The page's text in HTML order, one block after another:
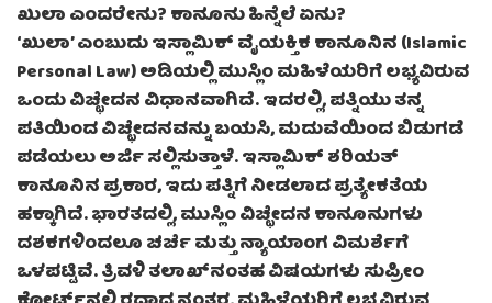
ಖುಲಾ ಎಂದರೇನು? ಕಾನೂನು ಹಿನ್ನೆಲೆ ಏನು?
‘ಖುಲಾ’ ಎಂಬುದು ಇಸ್ಲಾಮಿಕ್ ವೈಯಕ್ತಿಕ ಕಾನೂನಿನ (Islamic
Personal Law) ಅಡಿಯಲ್ಲಿ ಮುಸ್ಲಿಂ ಮಹಿಳೆಯರಿಗೆ ಲಭ್ಯವಿರುವ
ಒಂದು ವಿಚ್ಛೇದನ ವಿಧಾನವಾಗಿದೆ. ಇದರಲ್ಲಿ, ಪತ್ನಿಯು ತನ್ನ
ಪತಿಯಿಂದ ವಿಚ್ಛೇದನವನ್ನು ಬಯಸಿ, ಮದುವೆಯಿಂದ ಬಿಡುಗಡೆ
ಪಡೆಯಲು ಅರ್ಜಿ ಸಲ್ಲಿಸುತ್ತಾಳೆ. ಇಸ್ಲಾಮಿಕ್ ಶರಿಯತ್
ಕಾನೂನಿನ ಪ್ರಕಾರ, ಇದು ಪತ್ನಿಗೆ ನೀಡಲಾದ ಪ್ರತ್ಯೇಕತೆಯ
ಹಕ್ಕಾಗಿದೆ. ಭಾರತದಲ್ಲಿ, ಮುಸ್ಲಿಂ ವಿಚ್ಛೇದನ ಕಾನೂನುಗಳು
ದಶಕಗಳಿಂದಲೂ ಚರ್ಚೆ ಮತ್ತು ನ್ಯಾಯಾಂಗ ವಿಮರ್ಶೆಗೆ
ಒಳಪಟ್ಟಿವೆ. ತ್ರಿವಳಿ ತಲಾಖ್‌ನಂತಹ ವಿಷಯಗಳು ಸುಪ್ರೀಂ